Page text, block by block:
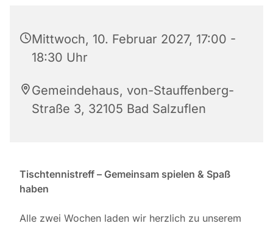
Mittwoch, 10. Februar 2027, 17:00 -
18:30 Uhr
Gemeindehaus, von-Stauffenberg-
Straße 3, 32105 Bad Salzuflen
Tischtennistreff – Gemeinsam spielen & Spaß
haben
Alle zwei Wochen laden wir herzlich zu unserem